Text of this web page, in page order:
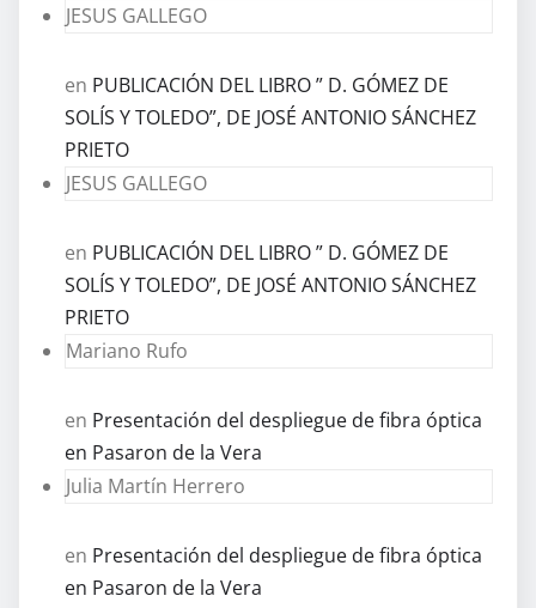
JESUS GALLEGO
en PUBLICACIÓN DEL LIBRO ” D. GÓMEZ DE
SOLÍS Y TOLEDO”, DE JOSÉ ANTONIO SÁNCHEZ
PRIETO
JESUS GALLEGO
en PUBLICACIÓN DEL LIBRO ” D. GÓMEZ DE
SOLÍS Y TOLEDO”, DE JOSÉ ANTONIO SÁNCHEZ
PRIETO
Mariano Rufo
en Presentación del despliegue de fibra óptica
en Pasaron de la Vera
Julia Martín Herrero
en Presentación del despliegue de fibra óptica
en Pasaron de la Vera